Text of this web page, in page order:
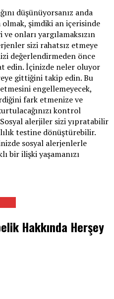
düşünüyorsanız anda
şimdiki an içerisinde
onları yargılamaksızın
sizi rahatsız etmeye
değerlendirmeden önce
edin. İçinizde neler oluyor
gittiğini takip edin. Bu
engellemeyecek,
fark etmenize ve
kontrol
alerjiler sizi yıpratabilir
testine dönüştürebilir.
sosyal alerjenlerle
bir ilişki yaşamanızı
Hakkında Herşey